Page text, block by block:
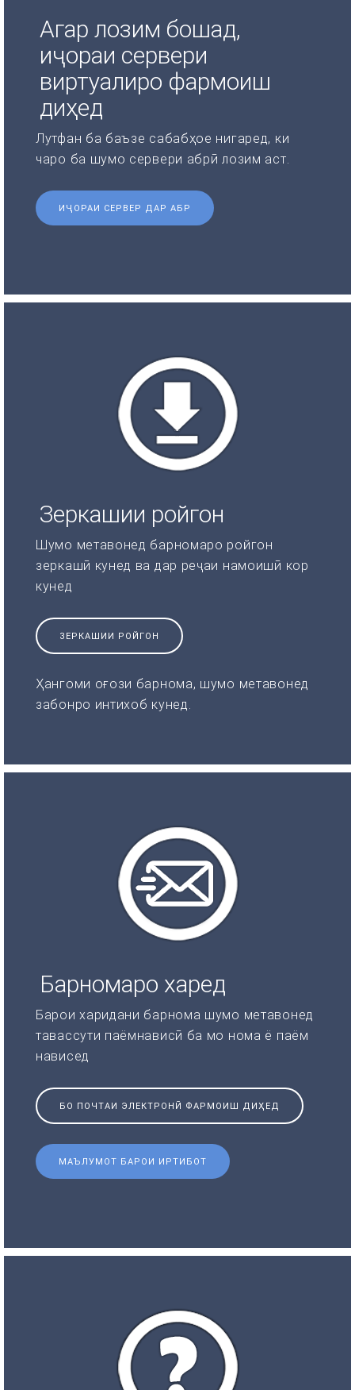
Агар лозим бошад,
иҷораи сервери
виртуалиро фармоиш
диҳед
Лутфан ба баъзе сабабҳое нигаред, ки
чаро ба шумо сервери абрӣ лозим аст.
ИҶОРАИ СЕРВЕР ДАР АБР
Зеркашии ройгон
Шумо метавонед барномаро ройгон
зеркашӣ кунед ва дар реҷаи намоишӣ кор
кунед
ЗЕРКАШИИ РОЙГОН
Ҳангоми оғози барнома, шумо метавонед
забонро интихоб кунед.
Барномаро харед
Барои харидани барнома шумо метавонед
тавассути паёмнависӣ ба мо нома ё паём
нависед
БО ПОЧТАИ ЭЛЕКТРОНӢ ФАРМОИШ ДИҲЕД
МАЪЛУМОТ БАРОИ ИРТИБОТ